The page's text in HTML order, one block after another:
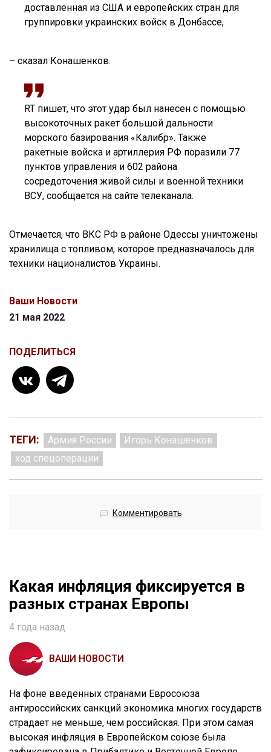
доставленная из США и европейских стран для
группировки украинских войск в Донбассе,
– сказал Конашенков.
RT пишет, что этот удар был нанесен с помощью
высокоточных ракет большой дальности
морского базирования «Калибр». Также
ракетные войска и артиллерия РФ поразили 77
пунктов управления и 602 района
сосредоточения живой силы и военной техники
ВСУ, сообщается на сайте телеканала.
Отмечается, что ВКС РФ в районе Одессы уничтожены
хранилища с топливом, которое предназначалось для
техники националистов Украины.
Ваши Новости
21 мая 2022
ПОДЕЛИТЬСЯ
ТЕГИ: Армия России
Игорь Конашенков
ход спецоперации
Комментировать
Какая инфляция фиксируется в
разных странах Европы
4 года назад
ВАШИ НОВОСТИ
На фоне введенных странами Евросоюза
антироссийских санкций экономика многих государств
страдает не меньше, чем российская. При этом самая
высокая инфляция в Европейском союзе была